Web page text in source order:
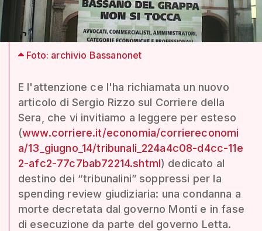
Foto: archivio Bassanonet
E l'attenzione ce l'ha richiamata un nuovo
articolo di Sergio Rizzo sul Corriere della
Sera, che vi invitiamo a leggere per esteso
(www.corriere.it/economia/corriereconomi
a/13_giugno_14/tribunali_224a4c08-d4cc-11e
2-afc2-77c7bab72214.shtml) dedicato al
destino dei “tribunalini” soppressi per la
spending review giudiziaria: una condanna a
morte decretata dal governo Monti e in fase
di esecuzione da parte del governo Letta.